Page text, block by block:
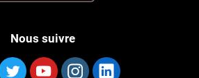
Nous suivre